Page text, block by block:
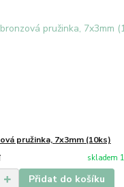
pružinka, 7x3mm (10ks)
skladem
Přidat do košíku